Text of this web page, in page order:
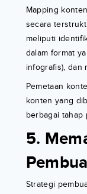
Mapping
secara
meliputi
dalam format
infografis), dan
Pemetaan
konten yang
berbagai tahap
5.
Strategi